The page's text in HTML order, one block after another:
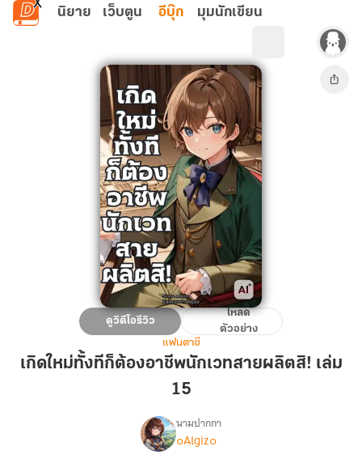
ข้ามไปยังเนื้อหาหลัก
นิยาย เว็บตูน อีบุ๊ก มุมนักเขียน
เกิด
ใหม่
ทั้งที
ดูวิดีโอรีวิว
โหลด
ตัวอย่าง
แฟนตาซี
เกิดใหม่ทั้งทีก็ต้องอาชีพนักเวทสายผลิตสิ! เล่ม
15
เรื่อง
นามปากกา
๐Algiz๐